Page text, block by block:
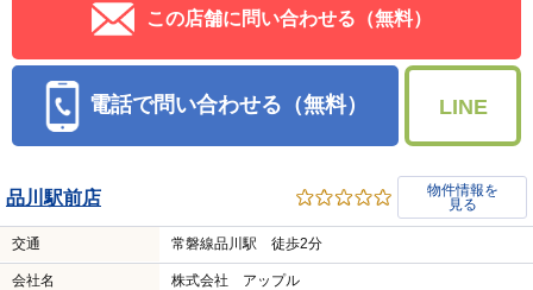
この店舗に問い合わせる（無料）
電話で問い合わせる（無料） LINE
品川駅前店
物件情報を
見る
交通 常磐線品川駅 徒歩2分
会社名 株式会社 アップル